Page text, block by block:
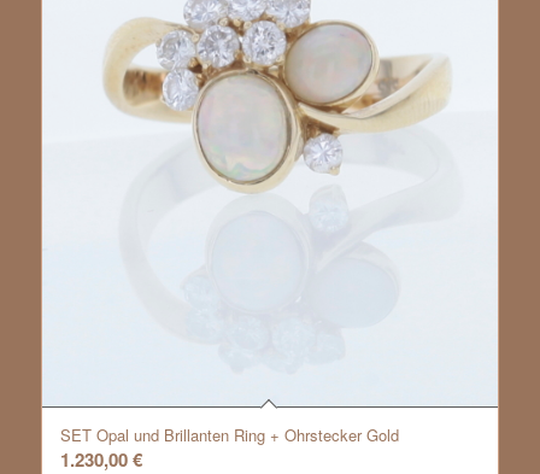
SET Opal und Brillanten Ring + Ohrstecker Gold
1.230,00€